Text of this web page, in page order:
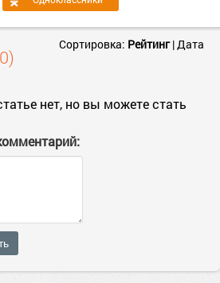
Сортировка: Рейтинг|Дата
нет, но вы можете стать